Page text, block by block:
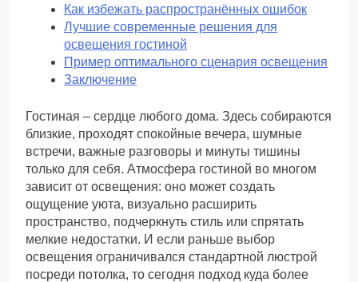
Как избежать распространённых ошибок
Лучшие современные решения для
освещения гостиной
Пример оптимального сценария освещения
Заключение
Гостиная – сердце любого дома. Здесь собираются
близкие, проходят спокойные вечера, шумные
встречи, важные разговоры и минуты тишины
только для себя. Атмосфера гостиной во многом
зависит от освещения: оно может создать
ощущение уюта, визуально расширить
пространство, подчеркнуть стиль или спрятать
мелкие недостатки. И если раньше выбор
освещения ограничивался стандартной люстрой
посреди потолка, то сегодня подход куда более